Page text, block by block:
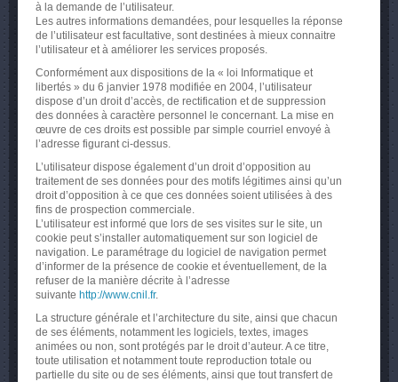
Tarifs
à la demande de l’utilisateur.
Les autres informations demandées, pour lesquelles la réponse
de l’utilisateur est facultative, sont destinées à mieux connaitre
l’utilisateur et à améliorer les services proposés.
Conformément aux dispositions de la « loi Informatique et
libertés » du 6 janvier 1978 modifiée en 2004, l’utilisateur
dispose d’un droit d’accès, de rectification et de suppression
des données à caractère personnel le concernant. La mise en
œuvre de ces droits est possible par simple courriel envoyé à
l’adresse figurant ci-dessus.
L’utilisateur dispose également d’un droit d’opposition au
traitement de ses données pour des motifs légitimes ainsi qu’un
droit d’opposition à ce que ces données soient utilisées à des
fins de prospection commerciale.
L’utilisateur est informé que lors de ses visites sur le site, un
cookie peut s’installer automatiquement sur son logiciel de
navigation. Le paramétrage du logiciel de navigation permet
d’informer de la présence de cookie et éventuellement, de la
refuser de la manière décrite à l’adresse
suivante http://www.cnil.fr.
La structure générale et l’architecture du site, ainsi que chacun
de ses éléments, notamment les logiciels, textes, images
animées ou non, sont protégés par le droit d’auteur. A ce titre,
toute utilisation et notamment toute reproduction totale ou
partielle du site ou de ses éléments, ainsi que tout transfert de